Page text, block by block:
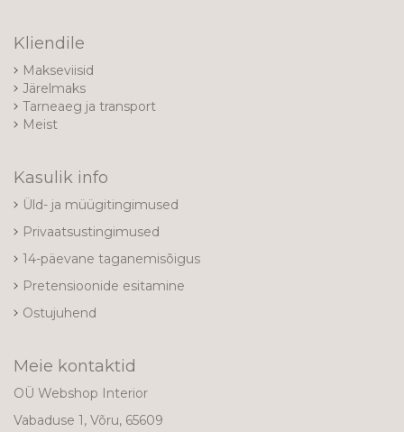
Kliendile
Makseviisid
Järelmaks
Tarneaeg ja transport
Meist
Kasulik info
Üld- ja müügitingimused
Privaatsustingimused
14-päevane taganemisõigus
Pretensioonide esitamine
Ostujuhend
Meie kontaktid
OÜ Webshop Interior
Vabaduse 1, Võru, 65609